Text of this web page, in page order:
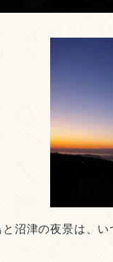
沼津の夜景は、